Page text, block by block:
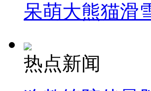
呆萌大熊猫滑
热点新闻